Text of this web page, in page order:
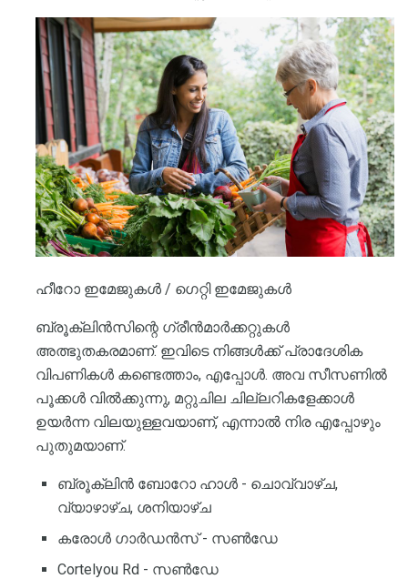
ഹീറോ ഇമേജുകൾ / ഗെറ്റി ഇമേജുകൾ
ബ്രൂക്ലിൻസിന്റെ ഗ്രീൻമാർക്കറ്റുകൾ
അത്ഭുതകരമാണ്. ഇവിടെ നിങ്ങൾക്ക് പ്രാദേശിക
വിപണികൾ കണ്ടെത്താം, എപ്പോൾ. അവ സീസണിൽ
പൂക്കൾ വിൽക്കുന്നു, മറ്റുചില ചില്ലറികളേക്കാൾ
ഉയർന്ന വിലയുള്ളവയാണ്, എന്നാൽ നിര എപ്പോഴും
പുതുമയാണ്.
ബ്രൂക്ലിൻ ബോറോ ഹാൾ - ചൊവ്വാഴ്ച,
വ്യാഴാഴ്ച, ശനിയാഴ്ച
കരോൾ ഗാർഡൻസ് - സൺഡേ
Cortelyou Rd - സൺഡേ